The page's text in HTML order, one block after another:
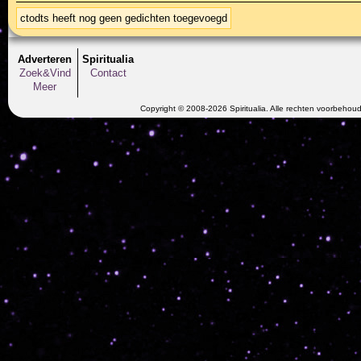
ctodts heeft nog geen gedichten toegevoegd
Adverteren
Zoek&Vind
Meer
Spiritualia
Contact
Copyright © 2008-2026 Spiritualia. Alle rechten